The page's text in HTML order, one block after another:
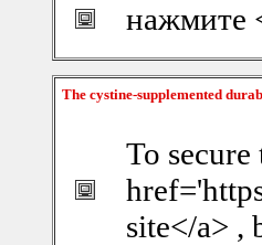
нажмите
The cystine-supplemented
To
site</a> ,